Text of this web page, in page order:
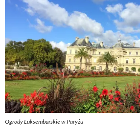
Ogrody Luksemburskie w Paryżu